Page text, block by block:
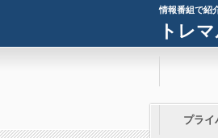
情報番組で紹
トレ
プライ